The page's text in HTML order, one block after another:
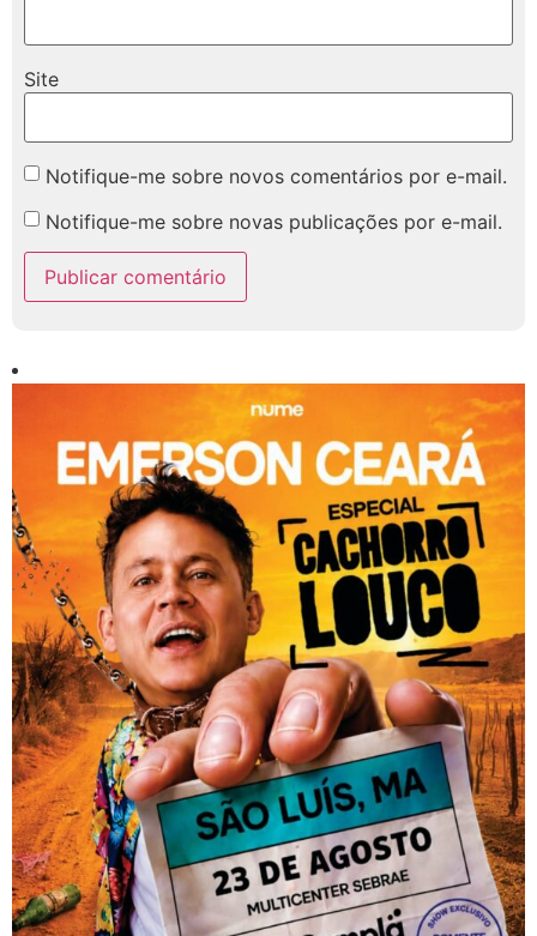
Site
Notifique-me sobre novos comentários por e-mail.
Notifique-me sobre novas publicações por e-mail.